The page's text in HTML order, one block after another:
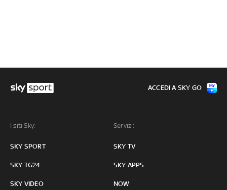
I siti Sky:
SKY SPORT
SKY TG24
SKY VIDEO
Servizi:
SKY TV
SKY APPS
NOW
ACCEDI A SKY GO